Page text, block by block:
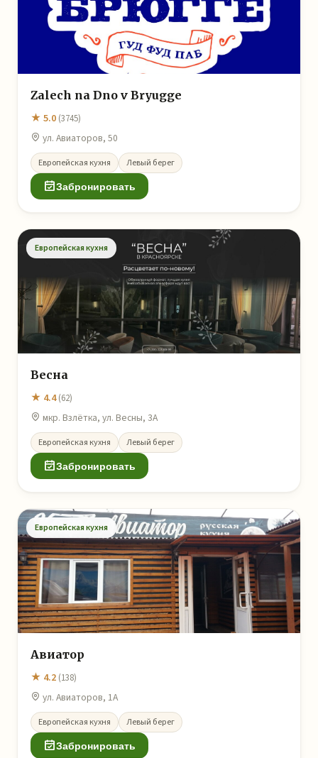
Zalech na Dno v Bryugge
★ 5.0 (3745)
ул. Авиаторов, 50
Европейская кухня Левый берег
Забронировать
Европейская кухня
Весна
★ 4.4(62)
мкр. Взлётка, ул. Весны, 3А
Европейская кухня Левый берег
Забронировать
Европейская кухня
Авиатор
★ 4.2 (138)
ул. Авиаторов, 1А
Европейская кухня Левый берег
Забронировать